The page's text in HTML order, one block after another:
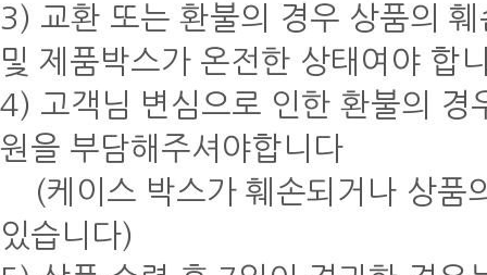
3) 교환 또는 환불의 경우 상품의
및 제품박스가 온전한 상태여야 합
4) 고객님 변심으로 인한 환불의
원을 부담해주셔야합니다
(케이스 박스가 훼손되거나 상품
있습니다)